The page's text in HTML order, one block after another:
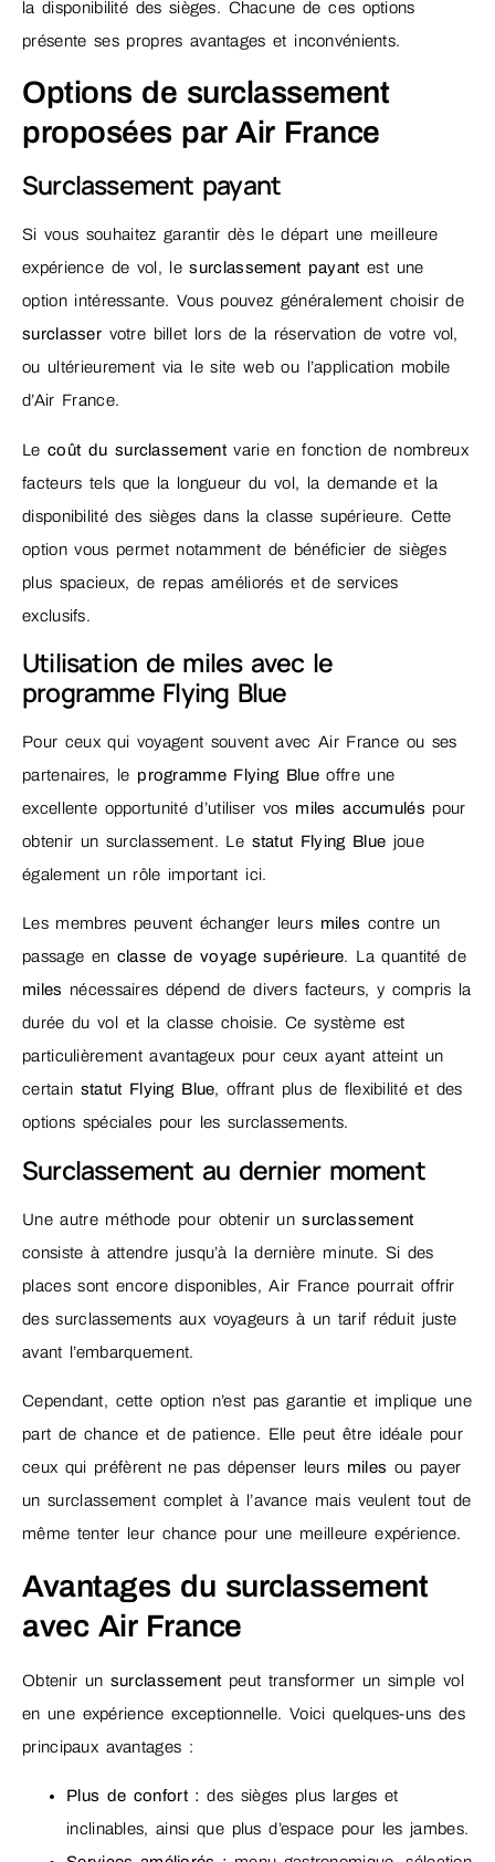
la disponibilité des sièges. Chacune de ces options
présente ses propres avantages et inconvénients.
Options de surclassement
proposées par Air France
Surclassement payant
Si vous souhaitez garantir dès le départ une meilleure
expérience de vol, lesurclassement payant est une
option intéressante. Vous pouvez généralement choisir de
surclasser votre billet lors de la réservation de votre vol,
ou ultérieurement via le site web ou l’application mobile
d’Air France.
Lecoût du surclassementvarie en fonction de nombreux
facteurs tels que la longueur du vol, la demande et la
disponibilité des sièges dans la classe supérieure. Cette
option vous permet notamment de bénéficier de sièges
plus spacieux, de repas améliorés et de services
exclusifs.
Utilisation de miles avec le
programme Flying Blue
Pour ceux qui voyagent souvent avec Air France ou ses
partenaires, le programme Flying Blueoffre une
excellente opportunité d’utiliser vos miles accumulés pour
obtenir un surclassement. Le statut Flying Blue joue
également un rôle important ici.
Les membres peuvent échanger leurs miles contre un
passage en classe de voyage supérieure. La quantité de
miles nécessaires dépend de divers facteurs, y compris la
durée du vol et la classe choisie. Ce système est
particulièrement avantageux pour ceux ayant atteint un
certain statut Flying Blue, offrant plus de flexibilité et des
options spéciales pour les surclassements.
Surclassement au dernier moment
Une autre méthode pour obtenir unsurclassement
consiste à attendre jusqu’à la dernière minute. Si des
places sont encore disponibles, Air France pourrait offrir
des surclassements aux voyageurs à un tarif réduit juste
avant l’embarquement.
Cependant, cette option n’est pas garantie et implique une
part de chance et de patience. Elle peut être idéale pour
ceux qui préfèrent ne pas dépenser leurs miles ou payer
un surclassement complet à l’avance mais veulent tout de
même tenter leur chance pour une meilleure expérience.
Avantages du surclassement
avec Air France
Obtenir un surclassement peut transformer un simple vol
en une expérience exceptionnelle. Voici quelques-uns des
principaux avantages :
Plus de confort : des sièges plus larges et
inclinables, ainsi que plus d’espace pour les jambes.